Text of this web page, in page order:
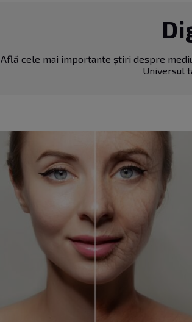
Află cele mai importante știri despre
Universul